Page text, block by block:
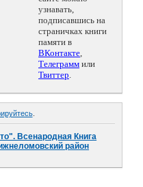
узнавать,
подписавшись на
страничках книги
памяти в
ВКонтакте,
Телеграмм или
Твиттер.
.
Всенародная Книга
район